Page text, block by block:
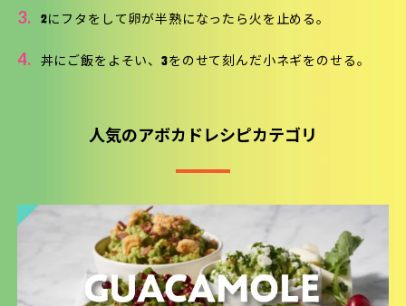
3. 2にフタをして卵が半熟になったら火を止める。
4. 丼にご飯をよそい、3をのせて刻んだ小ネギをのせる。
人気のアボカドレシピカテゴリ